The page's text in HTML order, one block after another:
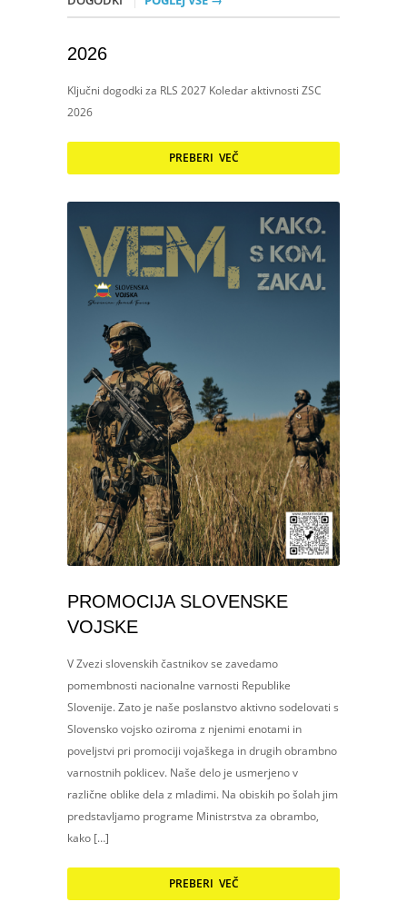
2026
Ključni dogodki za RLS 2027 Koledar aktivnosti ZSC
2026
PREBERI VEČ
PROMOCIJA SLOVENSKE
VOJSKE
V Zvezi slovenskih častnikov se zavedamo
pomembnosti nacionalne varnosti Republike
Slovenije. Zato je naše poslanstvo aktivno sodelovati s
Slovensko vojsko oziroma z njenimi enotami in
poveljstvi pri promociji vojaškega in drugih obrambno
varnostnih poklicev. Naše delo je usmerjeno v
različne oblike dela z mladimi. Na obiskih po šolah jim
predstavljamo programe Ministrstva za obrambo,
kako […]
PREBERI VEČ